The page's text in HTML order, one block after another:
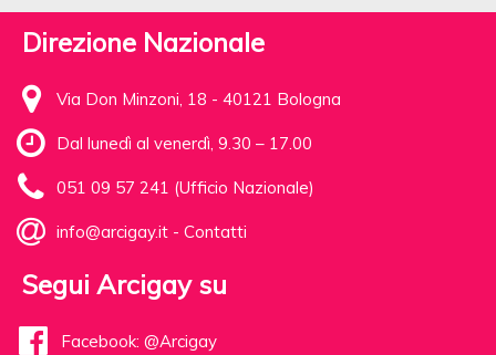
Direzione Nazionale
Via Don Minzoni, 18 - 40121 Bologna
Dal lunedì al venerdì, 9.30 – 17.00
051 09 57 241 (Ufficio Nazionale)
info@arcigay.it - Contatti
Segui Arcigay su
Facebook: @Arcigay